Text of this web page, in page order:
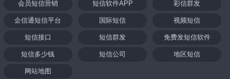
会员短信营销 短信软件APP 彩信群发
企信通短信平台 国际短信 视频短信
短信接口 短信群发 免费发短信软件
短信多少钱 短信公司 地区短信
网站地图